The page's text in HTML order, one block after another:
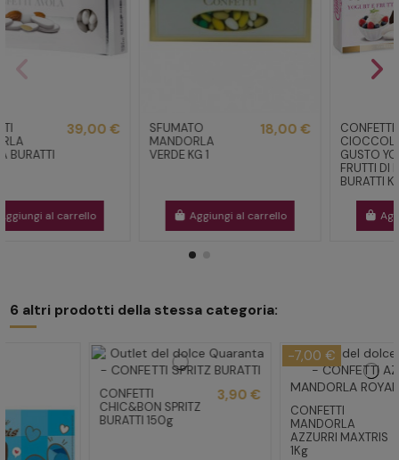
CONFETTI
D'AVOLA BURATTI
39,00 €
Aggiungi al carrello
SFUMATO
18,00 €
Aggiungi al carrello
6 altri prodotti della stessa categoria:
CHIC&BON SPRITZ
BURATTI 150g
3,90 €
-7,00 €
AZZURRI MAXTRIS
16,00 €
23,00 €